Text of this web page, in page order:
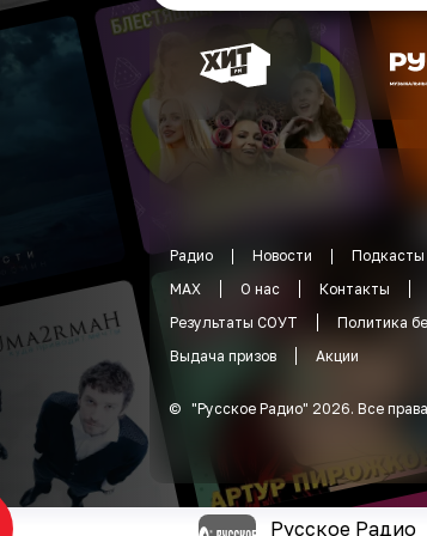
Радио Новости Подкасты
MAX
О нас Контакты
Результаты СОУТ
Политика
Выдача призов
Акции
© "Русское Радио" 2026. Все
Русское Радио